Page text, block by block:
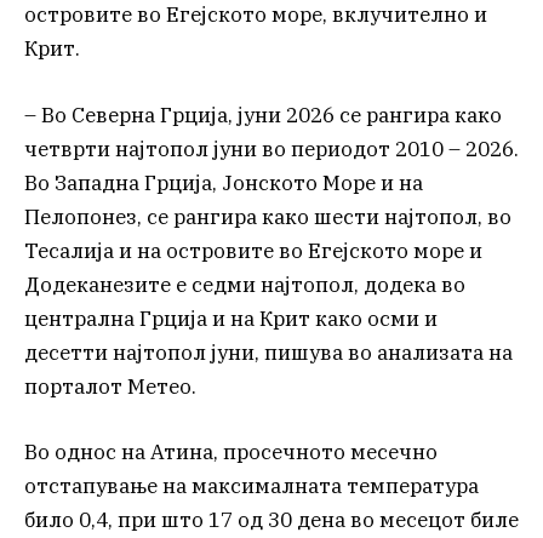
островите во Егејското море, вклучително и
Крит.
– Во Северна Грција, јуни 2026 се рангира како
четврти најтопол јуни во периодот 2010 – 2026.
Во Западна Грција, Јонското Море и на
Пелопонез, се рангира како шести најтопол, во
Тесалија и на островите во Егејското море и
Додеканезите е седми најтопол, додека во
централна Грција и на Крит како осми и
десетти најтопол јуни, пишува во анализата на
порталот Метео.
Во однос на Атина, просечното месечно
отстапување на максималната температура
било 0,4, при што 17 од 30 дена во месецот биле